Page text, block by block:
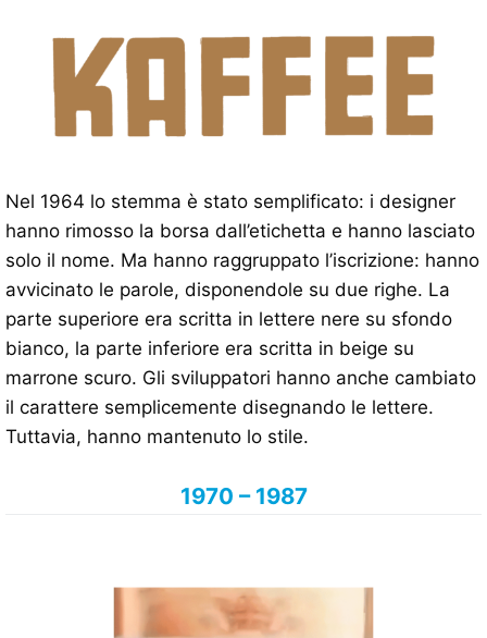
Nel 1964 lo stemma è stato semplificato: i designer
hanno rimosso la borsa dall’etichetta e hanno lasciato
solo il nome. Ma hanno raggruppato l’iscrizione: hanno
avvicinato le parole, disponendole su due righe. La
parte superiore era scritta in lettere nere su sfondo
bianco, la parte inferiore era scritta in beige su
marrone scuro. Gli sviluppatori hanno anche cambiato
il carattere semplicemente disegnando le lettere.
Tuttavia, hanno mantenuto lo stile.
1970 – 1987